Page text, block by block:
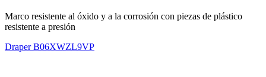
Marco resistente al óxido y a la corrosión con piezas de plástico
resistente a presión
DraperB06XWZL9VP